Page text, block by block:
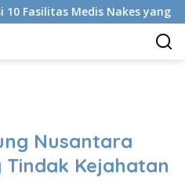
Medis Nakes yang Diduga
Nusantara
Kejahatan